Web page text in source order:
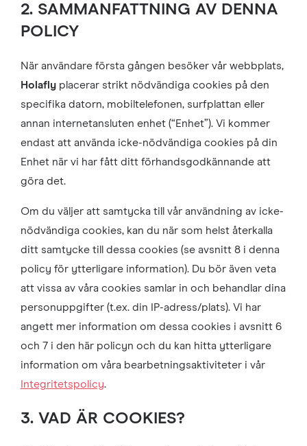
2. SAMMANFATTNING AV DENNA
POLICY
När användare första gången besöker vår webbplats,
Holaflyplacerar strikt nödvändiga cookies på den
specifika datorn, mobiltelefonen, surfplattan eller
annan internetansluten enhet (“Enhet”). Vi kommer
endast att använda icke-nödvändiga cookies på din
Enhet när vi har fått ditt förhandsgodkännande att
göra det.
Om du väljer att samtycka till vår användning av icke-
nödvändiga cookies, kan du när som helst återkalla
ditt samtycke till dessa cookies (se avsnitt 8 i denna
policy för ytterligare information). Du bör även veta
att vissa av våra cookies samlar in och behandlar dina
personuppgifter (t.ex. din IP-adress/plats). Vi har
angett mer information om dessa cookies i avsnitt 6
och 7 i den här policyn och du kan hitta ytterligare
information om våra bearbetningsaktiviteter i vår
Integritetspolicy.
3. VAD ÄR COOKIES?